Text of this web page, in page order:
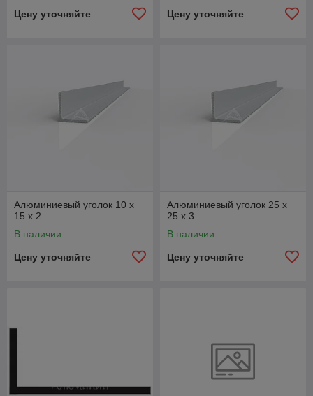
Цену уточняйте Цену уточняйте
Алюминиевый уголок 10 x
15 x 2
В наличии
Цену уточняйте
Алюминиевый уголок 25 x
25 x 3
В наличии
Цену уточняйте